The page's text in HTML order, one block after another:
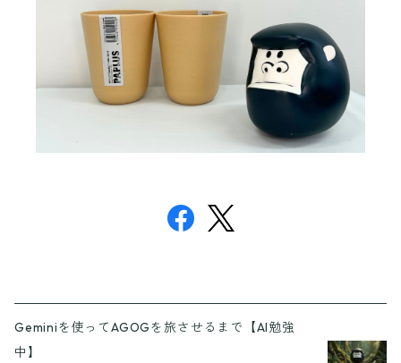
Geminiを使ってAGOGを旅させるまで【AI勉強
中】